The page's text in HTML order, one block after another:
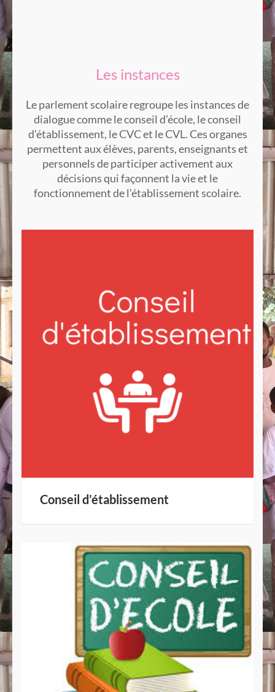
Les instances
Le parlement scolaire regroupe les instances de
dialogue comme le conseil d’école, le conseil
d’établissement, le CVC et le CVL. Ces organes
permettent aux élèves, parents, enseignants et
personnels de participer activement aux
décisions qui façonnent la vie et le
fonctionnement de l’établissement scolaire.
Conseil d’établissement